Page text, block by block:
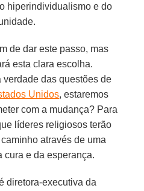
hiperindividualismo e do
de dar este passo, mas
esta clara escolha.
das questões de
Unidos, estaremos
com a mudança? Para
líderes religiosos terão
através de uma
cura e da esperança.
diretora-executiva da